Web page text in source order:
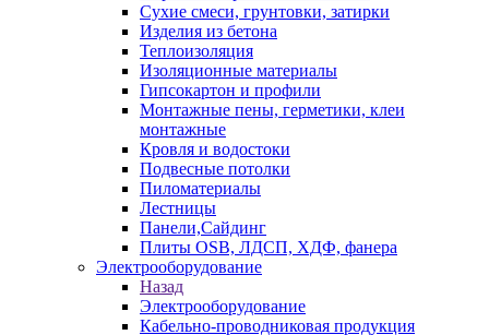
Сухие смеси, грунтовки, затирки
Изделия из бетона
Теплоизоляция
Изоляционные материалы
Гипсокартон и профили
Монтажные пены, герметики, клеи
монтажные
Кровля и водостоки
Подвесные потолки
Пиломатериалы
Лестницы
Панели,Сайдинг
Плиты OSB, ЛДСП, ХДФ, фанера
Электрооборудование
Назад
Электрооборудование
Кабельно-проводниковая продукция